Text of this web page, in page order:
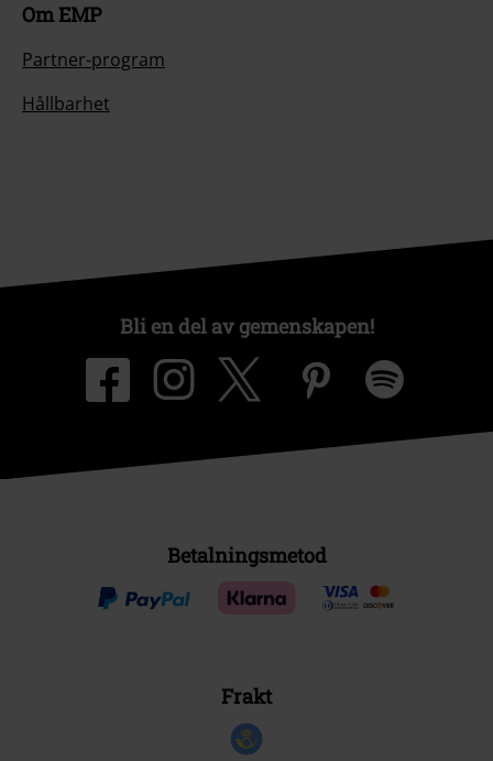
Om EMP
Partner-program
Hållbarhet
Bli en del av gemenskapen!
Betalningsmetod
Frakt